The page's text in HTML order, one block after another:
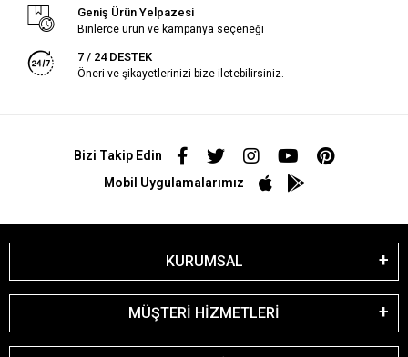
Geniş Ürün Yelpazesi
Binlerce ürün ve kampanya seçeneği
7 / 24 DESTEK
Öneri ve şikayetlerinizi bize iletebilirsiniz.
Bizi Takip Edin
Mobil Uygulamalarımız
KURUMSAL
MÜŞTERİ HİZMETLERİ